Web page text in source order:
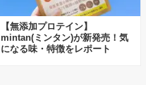
【無添加プロテイン】
mintan(ミンタン)が新発売！気
になる味・特徴をレポート